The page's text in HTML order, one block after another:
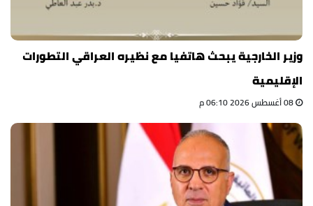
وزير الخارجية يبحث هاتفيا مع نظيره العراقي التطورات
الإقليمية